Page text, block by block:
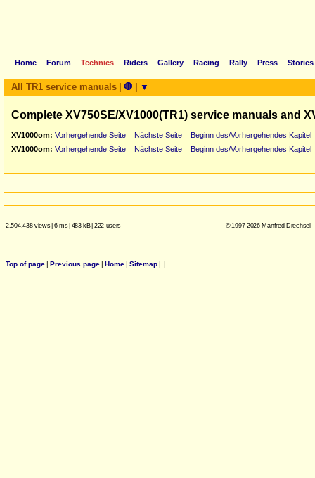
Home Forum Technics Riders Gallery Racing Rally Press Stories
All TR1 service manuals 🛑 ▼
Complete XV750SE/XV1000(TR1) service manuals and
XV1000om: Vorhergehende Seite Nächste Seite
Beginn des/Vorhergehendes Kapitel
XV1000om: Vorhergehende Seite Nächste Seite Beginn des/Vorhergehendes Kapitel
2.504.438 views| 6 ms| 483 kB| 222 users © 1997-2026 Manfred Drechsel
Top of page| Previous page| Home| Sitemap| |